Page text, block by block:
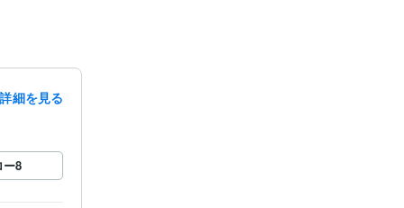
細を見る
ー8